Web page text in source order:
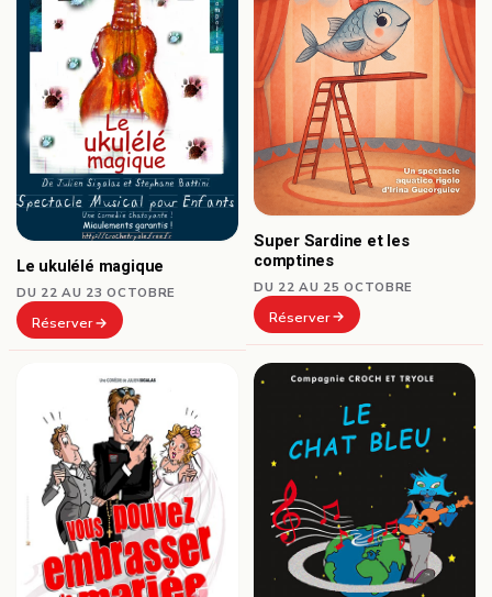
Le ukulélé magique
DU 22 AU 23 OCTOBRE
Réserver
Super Sardine et les
comptines
DU 22 AU 25 OCTOBRE
Réserver